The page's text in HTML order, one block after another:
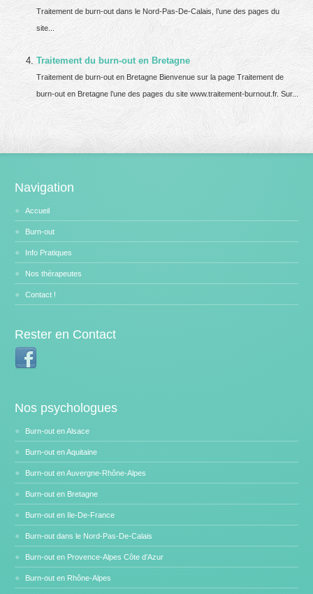
Traitement de burn-out dans le Nord-Pas-De-Calais, l’une des pages du
site...
Traitement du burn-out en Bretagne
Traitement de burn-out en Bretagne Bienvenue sur la page Traitement de
burn-out en Bretagne l’une des pages du site www.traitement-burnout.fr. Sur...
Navigation
Accueil
Burn-out
Info Pratiques
Nos thérapeutes
Contact !
Rester en Contact
Nos psychologues
Burn-out en Alsace
Burn-out en Aquitaine
Burn-out en Auvergne-Rhône-Alpes
Burn-out en Bretagne
Burn-out en Ile-De-France
Burn-out dans le Nord-Pas-De-Calais
Burn-out en Provence-Alpes Côte d’Azur
Burn-out en Rhône-Alpes